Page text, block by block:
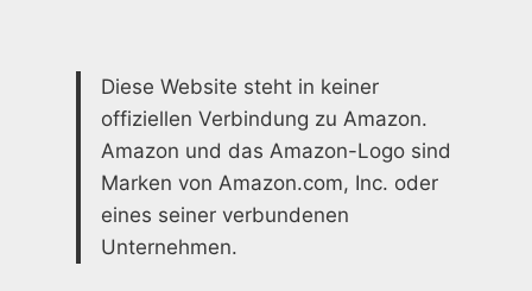
Diese Website steht in keiner
offiziellen Verbindung zu Amazon.
Amazon und das Amazon-Logo sind
Marken von Amazon.com, Inc. oder
eines seiner verbundenen
Unternehmen.